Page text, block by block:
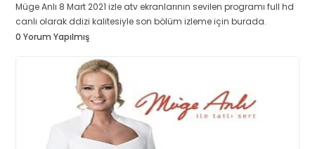
Müge Anlı 8 Mart 2021 izle atv ekranlarının sevilen programı full hd
canlı olarak ddizi kalitesiyle son bölüm izleme için burada.
0 Yorum Yapılmış